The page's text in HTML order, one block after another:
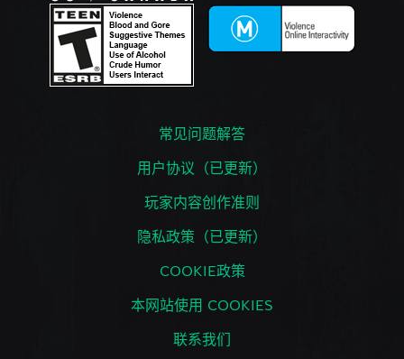
常见问题解答
用户协议（已更新）
玩家内容创作准则
隐私政策（已更新）
COOKIE政策
本网站使用 COOKIES
联系我们